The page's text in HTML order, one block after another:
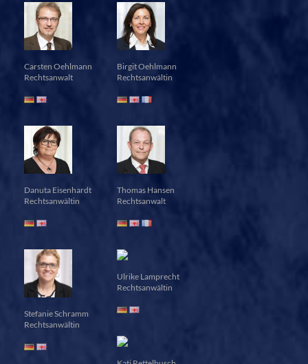
Carsten Oehlmann
Rechtsanwalt
Birgit Oehlmann
Rechtsanwältin
Danuta Eisenhardt
Rechtsanwältin
Thomas Hansen
Rechtsanwalt
Stefanie Schramm
Rechtsanwältin
Ulrike Lamprecht
Rechtsanwältin